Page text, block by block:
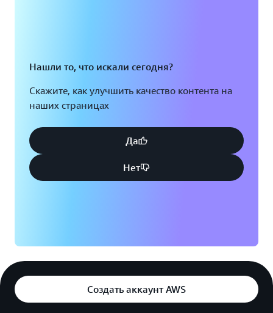
Нашли то, что искали сегодня?
Скажите, как улучшить качество контента на
наших страницах
Да
Нет
Создать аккаунт AWS